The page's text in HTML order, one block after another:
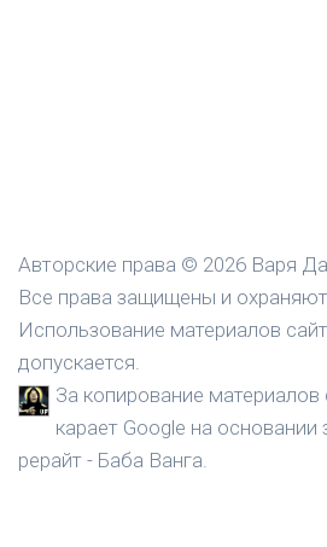
Авторские права © 2026 Варя
Все права защищены и
Использование материалов
допускается.
За копирование материалов
карает Google на основании
рерайт - Баба Ванга.